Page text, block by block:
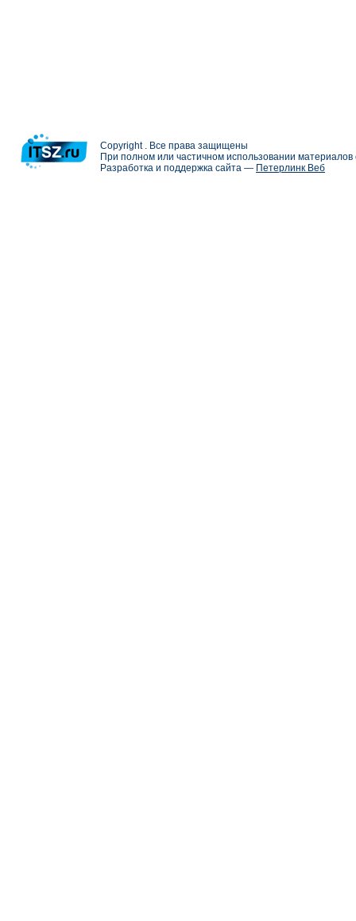
Copyright . Все права защищены
При полном или частичном использовании
Разработка и поддержка сайта — Петерлинк Веб